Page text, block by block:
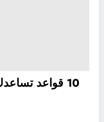
10 قواعد تساعدك على إنقاص الوزن